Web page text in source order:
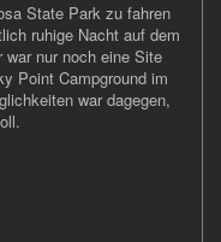
State Park zu fahren
ruhige Nacht auf dem
war nur noch eine Site
Point Campground im
war dagegen,